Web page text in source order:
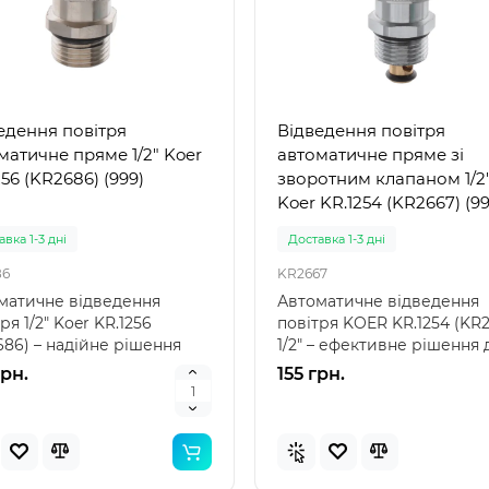
38 мм (0021)
мм (0021) – надійний
для зручного
Ручка..
мм синій (0020)
В наявностi
0020
мм синій (0020) – надійний
аксесуар для зберігання
Кришка для б..
15 грн.
повітря
пряме 1/2" Koer
(KR2686) (999)
1-3 дні
відведення
1/2" Koer KR.1256
– надійне рішення
опалення Від..
Відведення повітря
автоматичне пряме зі
зворотним клапаном 1/
Koer KR.1254 (KR2667)
Доставка 1-3 дні
KR2667
Автоматичне відведення
повітря KOER KR.1254
1/2" – ефективне рішення
систем опалення В..
155 грн.